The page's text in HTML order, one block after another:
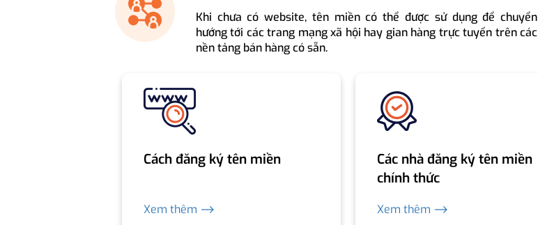
Khi chưa có website, tên miền có thể được sử dụng để chuyển
hướng tới các trang mạng xã hội hay gian hàng trực tuyến trên các
nền tảng bán hàng có sẵn.
Cách đăng ký tên miền
Xem thêm ⟶
Các nhà đăng ký tên miền
chính thức
Xem thêm ⟶